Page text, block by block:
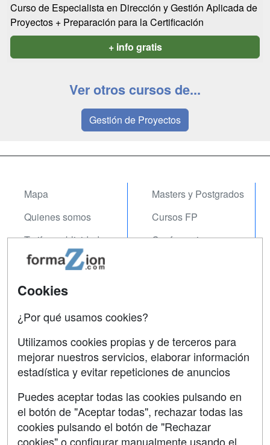
Curso de Especialista en Dirección y Gestión Aplicada de
Proyectos + Preparación para la Certificación
+ info gratis
Ver otros cursos de...
Gestión de Proyectos
Mapa
Quienes somos
Tarifas publicidad
Acceso Usuarios
Acceso Centros
Masters y Postgrados
Cursos FP
Conferencias
Contactar
Confidencialidad
Aviso legal
Copyleft
Cookies
¿Por qué usamos cookies?
Utilizamos cookies propias y de terceros para
mejorar nuestros servicios, elaborar información
estadística y evitar repeticiones de anuncios
Puedes aceptar todas las cookies pulsando en
el botón de "Aceptar todas", rechazar todas las
cookies pulsando el botón de "Rechazar
cookies" o configurar manualmente usando el